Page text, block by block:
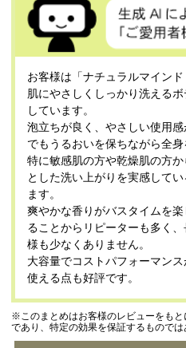
お客様は「ナチュラルマインド
肌にやさしくしっかり洗える
しています。
泡立ちが良く、やさしい使用
でもうるおいを保ちながら全身
特に敏感肌の方や乾燥肌の方
とした洗い上がりを実感して
ます。
爽やかな香りがバスタイムを
ることからリピーターも多く
様も少なくありません。
大容量でコストパフォーマン
使える点も好評です。
※このまとめはお客様のレビューをも
であり、特定の効果を保証するものでは